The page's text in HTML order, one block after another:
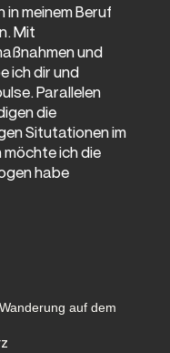
in meinem Beruf
Mit
und
ich dir und
Parallelen
die
Situtationen im
ich die
habe